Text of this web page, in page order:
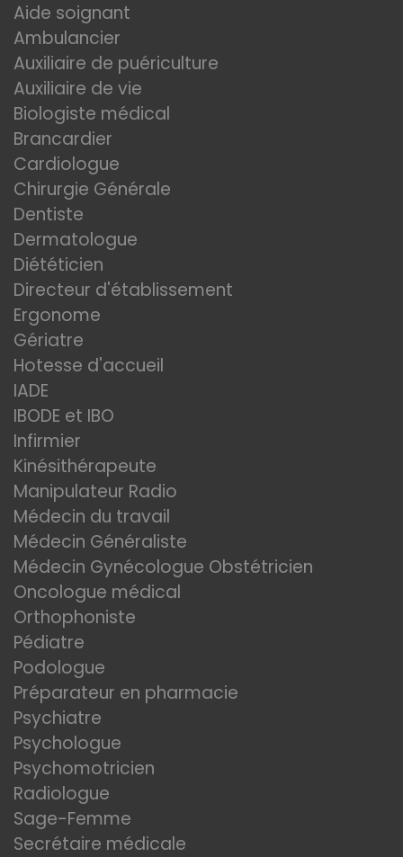
Aide soignant
Ambulancier
Auxiliaire de puériculture
Auxiliaire de vie
Biologiste médical
Brancardier
Cardiologue
Chirurgie Générale
Dentiste
Dermatologue
Diététicien
Directeur d'établissement
Ergonome
Gériatre
Hotesse d'accueil
IADE
IBODE et IBO
Infirmier
Kinésithérapeute
Manipulateur Radio
Médecin du travail
Médecin Généraliste
Médecin Gynécologue Obstétricien
Oncologue médical
Orthophoniste
Pédiatre
Podologue
Préparateur en pharmacie
Psychiatre
Psychologue
Psychomotricien
Radiologue
Sage-Femme
Secrétaire médicale